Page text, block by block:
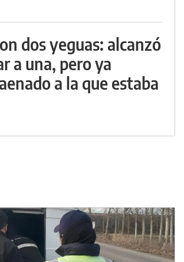
dos yeguas: alcanzó
a una, pero ya
a la que estaba